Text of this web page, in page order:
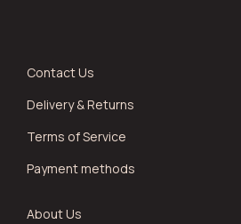
Contact Us
Delivery & Returns
Terms of Service
Payment methods
About Us